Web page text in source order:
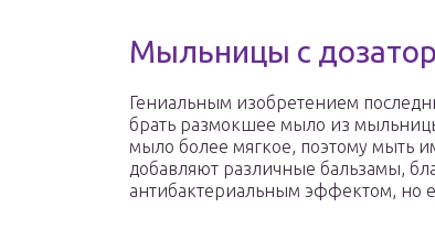
Мыльницы с
Гениальным изобретением
брать размокшее мыло из
мыло более мягкое, поэтому мыть
добавляют различные бальзамы,
антибактериальным эффектом, но